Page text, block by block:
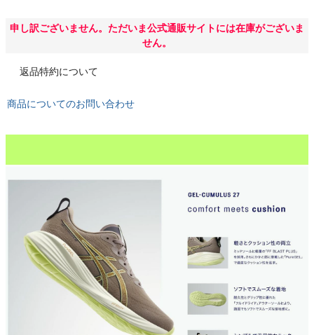
ビジネス
もっと見る
サックス SAXX
オン On
スポーツマリオTOP
ベースボールマリオ（野球商品）
申し訳ございません。ただいま公式通販サイトには在庫がございま
せん。
返品特約について
商品についてのお問い合わせ